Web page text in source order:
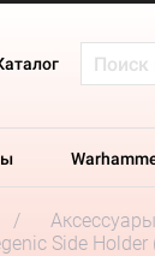
Аксессуары
Side